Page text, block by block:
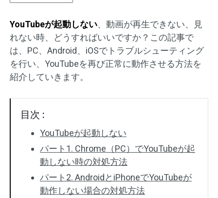
動画色調整
回転/反転
バッチ処理
透かしなし
YouTubeが起動しない、動画が再生できない、見
れない時、どうすればいいですか？この記事で
は、PC、Android、iOSでトラブルシューティング
を行い、YouTubeを再び正常に動作させる方法を
紹介していきます。
目次 :
YouTubeが起動しない
パート1. Chrome（PC）でYouTubeが起
動しない時の対処方法
パート2. AndroidとiPhoneでYouTubeが
動作しない場合の対処方法